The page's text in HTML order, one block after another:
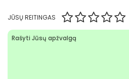
JŪSŲ REITINGAS